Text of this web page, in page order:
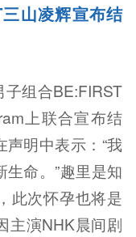
山凌辉宣布结
组合BE:FIRST
上联合宣布结
明中表示：“我
命。”趣里是知
此次怀孕也将是
主演NHK晨间剧